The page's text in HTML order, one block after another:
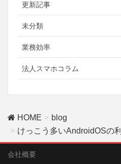
更新記事
未分類
業務効率
法人スマホコラム
HOME
blog
けっこう多いAndroidOSの
会社概要